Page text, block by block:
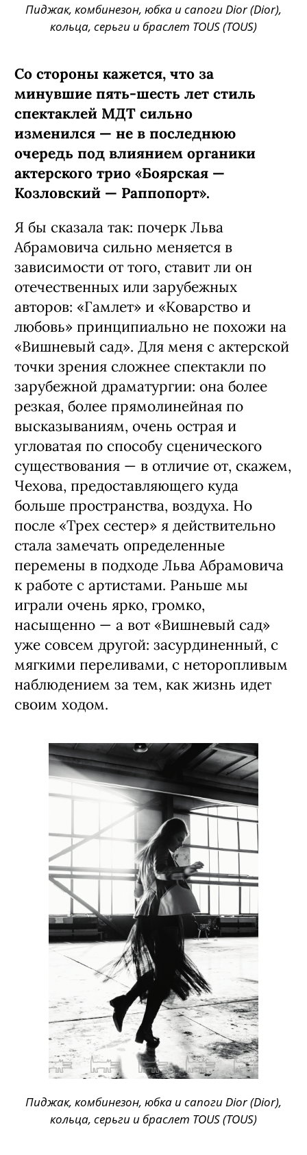
Пиджак, комбинезон, юбка и сапоги Dior (Dior),
кольца, серьги и браслет TOUS (TOUS)
Со стороны кажется, что за
минувшие пять-шесть лет стиль
спектаклей МДТ сильно
изменился — не в последнюю
очередь под влиянием органики
актерского трио «Боярская —
Козловский — Раппопорт».
Я бы сказала так: почерк Льва
Абрамовича сильно меняется в
зависимости от того, ставит ли он
отечественных или зарубежных
авторов: «Гамлет» и «Коварство и
любовь» принципиально не похожи на
«Вишневый сад». Для меня с актерской
точки зрения сложнее спектакли по
зарубежной драматургии: она более
резкая, более прямолинейная по
высказываниям, очень острая и
угловатая по способу сценического
существования — в отличие от, скажем,
Чехова, предоставляющего куда
больше пространства, воздуха. Но
после «Трех сестер» я действительно
стала замечать определенные
перемены в подходе Льва Абрамовича
к работе с артистами. Раньше мы
играли очень ярко, громко,
насыщенно — а вот «Вишневый сад»
уже совсем другой: засурдиненный, с
мягкими переливами, с неторопливым
наблюдением за тем, как жизнь идет
своим ходом.
Пиджак, комбинезон, юбка и сапоги Dior (Dior),
кольца, серьги и браслет TOUS (TOUS)